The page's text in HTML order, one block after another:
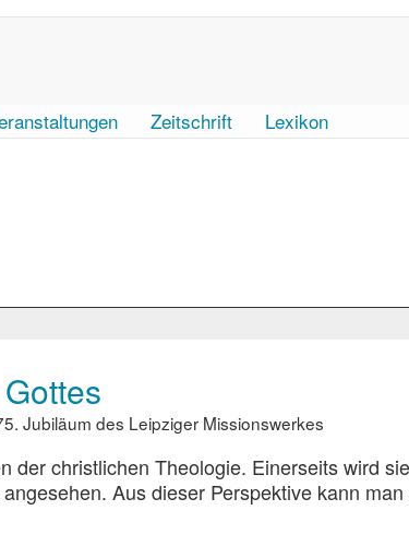
Zeitschrift Lexikon
Jubiläum des Leipziger Missionswerkes
der christlichen Theologie. Einerseits wird
Aus dieser Perspektive kann